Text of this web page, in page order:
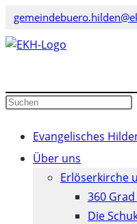
Zum
springen
Diese
durchsuchen
Evangelisches
Über uns
Erlöserkirche
360
Die